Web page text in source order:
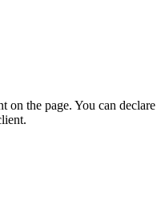
the page. You can